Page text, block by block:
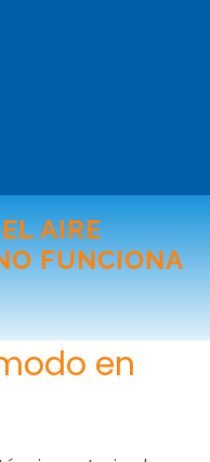
AIRE
FUNCIONA
en